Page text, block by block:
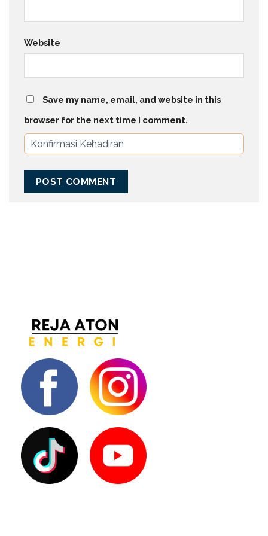
Website
Save my name, email, and website in this
browser for the next time I comment.